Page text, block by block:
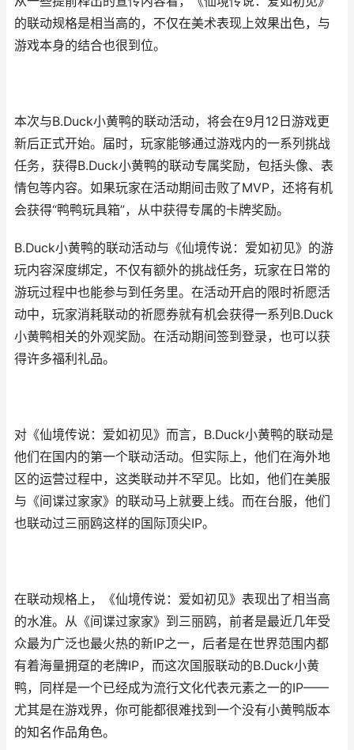
的联动规格是相当高的，不仅在美术表现上效果出色，与
游戏本身的结合也很到位。
本次与B.Duck小黄鸭的联动活动，将会在9月12日游戏更
新后正式开始。届时，玩家能够通过游戏内的一系列挑战
任务，获得B.Duck小黄鸭的联动专属奖励，包括头像、表
情包等内容。如果玩家在活动期间击败了MVP，还将有机
会获得“鸭鸭玩具箱”，从中获得专属的卡牌奖励。
B.Duck小黄鸭的联动活动与《仙境传说：爱如初见》的游
玩内容深度绑定，不仅有额外的挑战任务，玩家在日常的
游玩过程中也能参与到任务里。在活动开启的限时祈愿活
动中，玩家消耗联动的祈愿券就有机会获得一系列B.Duck
小黄鸭相关的外观奖励。在活动期间签到登录，也可以获
得许多福利礼品。
对《仙境传说：爱如初见》而言，B.Duck小黄鸭的联动是
他们在国内的第一个联动活动。但实际上，他们在海外地
区的运营过程中，这类联动并不罕见。比如，他们在美服
与《间谍过家家》的联动马上就要上线。而在台服，他们
也联动过三丽鸥这样的国际顶尖IP。
在联动规格上，《仙境传说：爱如初见》表现出了相当高
的水准。从《间谍过家家》到三丽鸥，前者是最近几年受
众最为广泛也最火热的新IP之一，后者是在世界范围内都
有着海量拥趸的老牌IP，而这次国服联动的B.Duck小黄
鸭，同样是一个已经成为流行文化代表元素之一的IP——
尤其是在游戏界，你可能都很难找到一个没有小黄鸭版本
的知名作品角色。